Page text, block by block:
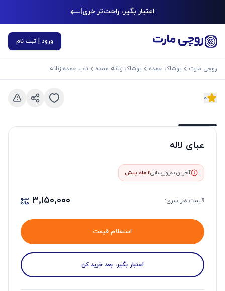
اعتبار بگیر، راحت‌تر خرید |
ورود | ثبت نام
روچی مارت پوشاک عمده پوشاک زنانه عمده تاپ عمده زنانه
0
عبای لاله
آخرین به‌روزرسانی2 ماه پیش
قیمت هر سری: ۳٬۱۵۰٬۰۰۰
استعلام قیمت
اعتبار بگیر، بعد خرید کن